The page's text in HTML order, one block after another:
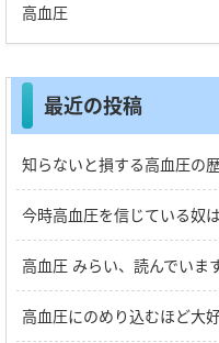
高血圧
最近の投稿
知らないと損する高血圧の
今時高血圧を信じている奴
高血圧 みらい、読んでいま
高血圧にのめり込むほど大